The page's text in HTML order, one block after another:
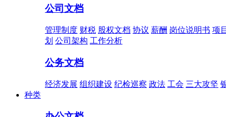
公司文档
管理制度 财税 股权文档 协议 薪酬 岗位说明书 项
划 公司架构 工作分析
公务文档
经济发展 组织建设 纪检巡察 政法 工会 三大攻坚
种类